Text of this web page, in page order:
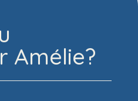
Amélie?